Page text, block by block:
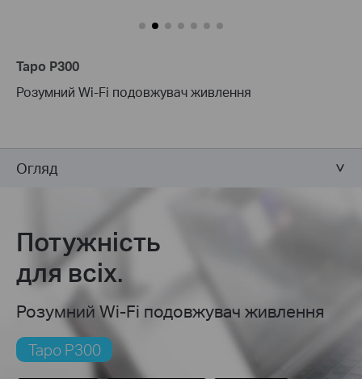
Tapo P300
Розумний Wi-Fi подовжувач живлення
Огляд
Потужність
для всіх.
Розумний Wi-Fi подовжувач живлення
Tapo P300